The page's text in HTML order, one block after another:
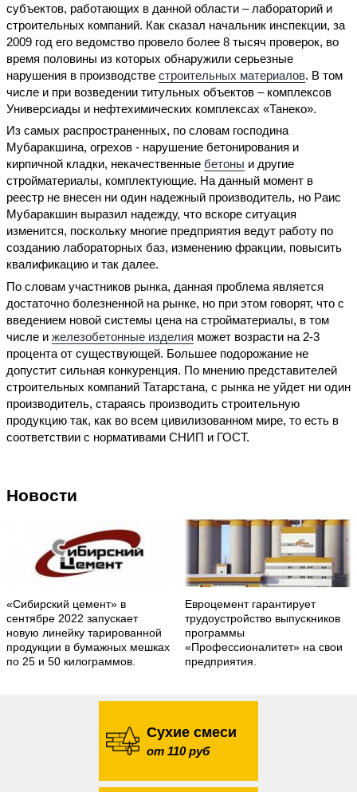
субъектов, работающих в данной области – лабораторий и
строительных компаний. Как сказал начальник инспекции, за
2009 год его ведомство провело более 8 тысяч проверок, во
время половины из которых обнаружили серьезные
нарушения в производстве строительных материалов. В том
числе и при возведении титульных объектов – комплексов
Универсиады и нефтехимических комплексах «Танеко».
Из самых распространенных, по словам господина
Мубаракшина, огрехов - нарушение бетонирования и
кирпичной кладки, некачественные бетоны и другие
стройматериалы, комплектующие. На данный момент в
реестр не внесен ни один надежный производитель, но Раис
Мубаракшин выразил надежду, что вскоре ситуация
изменится, поскольку многие предприятия ведут работу по
созданию лабораторных баз, изменению фракции, повысить
квалификацию и так далее.
По словам участников рынка, данная проблема является
достаточно болезненной на рынке, но при этом говорят, что с
введением новой системы цена на стройматериалы, в том
числе и железобетонные изделия может возрасти на 2-3
процента от существующей. Большее подорожание не
допустит сильная конкуренция. По мнению представителей
строительных компаний Татарстана, с рынка не уйдет ни один
производитель, стараясь производить строительную
продукцию так, как во всем цивилизованном мире, то есть в
соответствии с нормативами СНИП и ГОСТ.
Новости
«Сибирский цемент» в
сентябре 2022 запускает
новую линейку тарированной
продукции в бумажных мешках
по 25 и 50 килограммов.
Евроцемент гарантирует
трудоустройство выпускников
программы
«Профессионалитет» на свои
предприятия.
Сухие смеси
от 110 руб